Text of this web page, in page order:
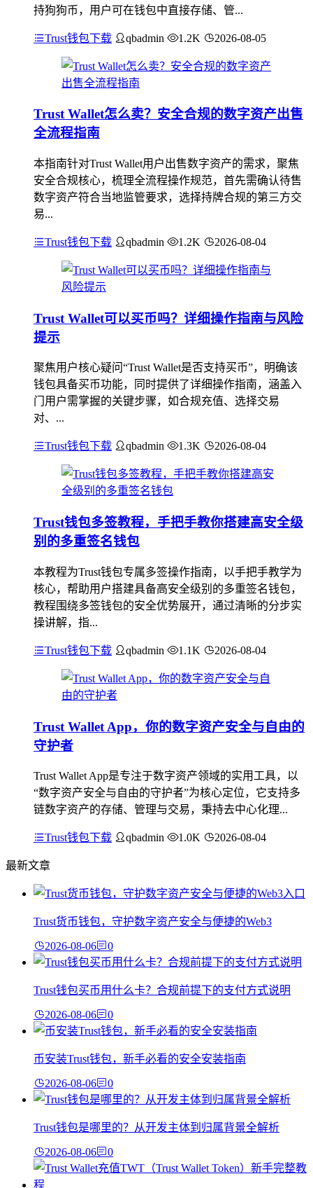
持狗狗币，用户可在钱包中直接存储、管...
Trust钱包下载 qbadmin 1.2K 2026-08-05
Trust Wallet怎么卖？安全合规的数字资产出售
全流程指南
本指南针对Trust Wallet用户出售数字资产的需求，聚焦
安全合规核心，梳理全流程操作规范，首先需确认待售
数字资产符合当地监管要求，选择持牌合规的第三方交
易...
Trust钱包下载 qbadmin 1.2K 2026-08-04
Trust Wallet可以买币吗？详细操作指南与风险
提示
聚焦用户核心疑问“Trust Wallet是否支持买币”，明确该
钱包具备买币功能，同时提供了详细操作指南，涵盖入
门用户需掌握的关键步骤，如合规充值、选择交易
对、...
Trust钱包下载 qbadmin 1.3K 2026-08-04
Trust钱包多签教程，手把手教你搭建高安全级
别的多重签名钱包
本教程为Trust钱包专属多签操作指南，以手把手教学为
核心，帮助用户搭建具备高安全级别的多重签名钱包，
教程围绕多签钱包的安全优势展开，通过清晰的分步实
操讲解，指...
Trust钱包下载 qbadmin 1.1K 2026-08-04
Trust Wallet App，你的数字资产安全与自由的
守护者
Trust Wallet App是专注于数字资产领域的实用工具，以
“数字资产安全与自由的守护者”为核心定位，它支持多
链数字资产的存储、管理与交易，秉持去中心化理...
Trust钱包下载 qbadmin 1.0K 2026-08-04
最新文章
Trust货币钱包，守护数字资产安全与便捷的Web3
2026-08-06 0
Trust钱包买币用什么卡？合规前提下的支付方式说明
2026-08-06 0
币安装Trust钱包，新手必看的安全安装指南
2026-08-06 0
Trust钱包是哪里的？从开发主体到归属背景全解析
2026-08-06 0